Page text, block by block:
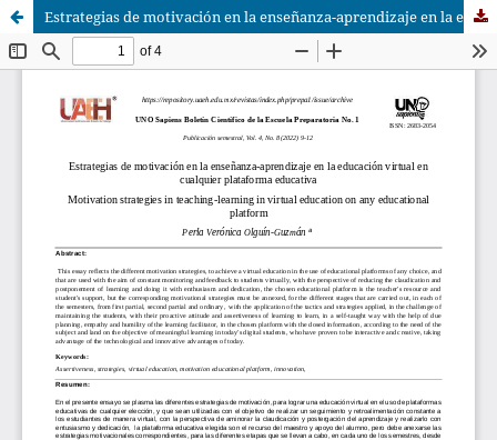
Estrategias de motivación en la enseñanza-aprendizaje en la educación virtual en cualquier plataforma educativa